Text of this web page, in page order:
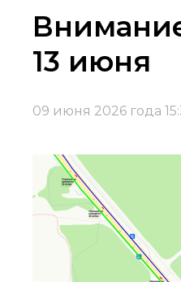
13 июня
09 июня 2026 года